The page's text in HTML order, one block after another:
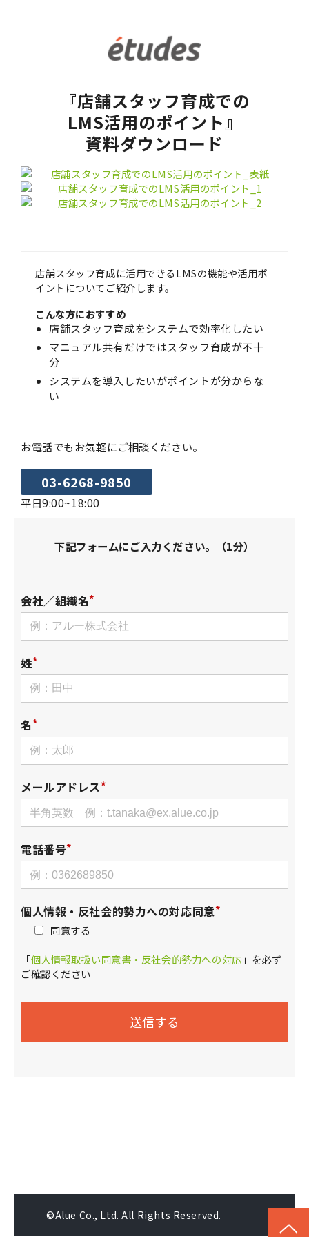
『店舗スタッフ育成での
LMS活用のポイント』
資料ダウンロード
店舗スタッフ育成に活用できるLMSの機能や活用ポ
イントについてご紹介します。
こんな方におすすめ
店舗スタッフ育成をシステムで効率化したい
マニュアル共有だけではスタッフ育成が不十
分
システムを導入したいがポイントが分からな
い
お電話でもお気軽にご相談ください。
03-6268-9850
平日9:00~18:00
下記フォームにご入力ください。（1分）
会社／組織名
姓
名
メールアドレス
電話番号
個人情報・反社会的勢力への対応同意
同意する
「個人情報取扱い同意書・反社会的勢力への対応 」を必ず
ご確認ください
©Alue Co., Ltd. All Rights Reserved.